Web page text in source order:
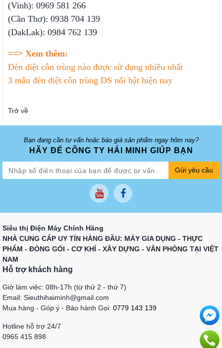
(Vinh): 0969 581 266
(Cần Thơ): 0938 704 139
(DakLak): 0984 762 139
==> Xem thêm:
Đèn diệt côn trùng nào được sử dụng nhiều nhất
3 mẫu đèn diệt côn trùng DS nổi bật hiện nay
Trở về
Bạn đang cần tư vấn hoặc báo giá sản phẩm ngay hôm nay?
HÃY ĐỂ CÔNG TY HẢI MINH GIÚP BẠN
Gửi yêu cầu
Siêu thị Điện Máy Chính Hãng
NHÀ CUNG CẤP UY TÍN HÀNG ĐẦU: MÁY GIA DỤNG - THỰC
PHẨM - ĐÓNG GÓI - CƠ KHÍ - XÂY DỰNG - VĂN PHÒNG TẠI VIỆT
NAM
Hỗ trợ khách hàng
Giờ làm việc: 08h-17h (từ thứ 2 - thứ 7)
Email: Sieuthihaiminh@gmail.com
Mua hàng - Góp ý - Bảo hành Gọi: 0779 143 139
Hotline hỗ trợ 24/7
0965 415 898